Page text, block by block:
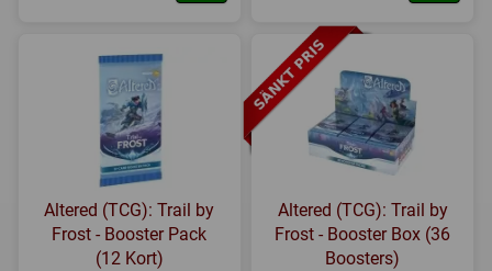
Altered (TCG): Trail by
Frost - Booster Pack
(12 Kort)
Altered (TCG): Trail by
Frost - Booster Box (36
Boosters)